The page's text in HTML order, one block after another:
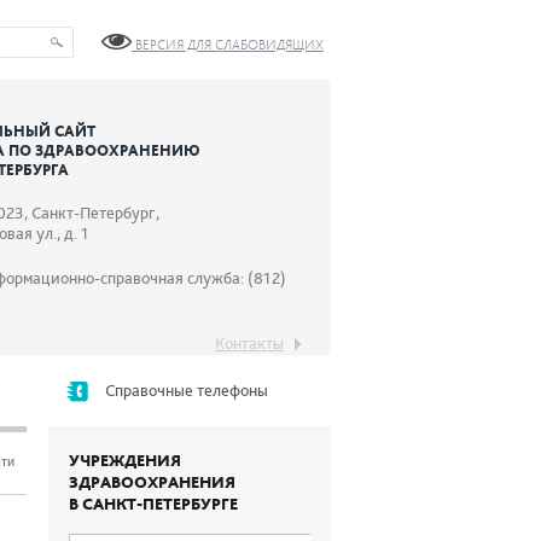
ВЕРСИЯ ДЛЯ СЛАБОВИДЯЩИХ
САЙТ
ПО ЗДРАВООХРАНЕНИЮ
Санкт-Петербург,
ул., д. 1
справочная служба: (812)
Контакты
Справочные телефоны
УЧРЕЖДЕНИЯ
ЗДРАВООХРАНЕНИЯ
В САНКТ-ПЕТЕРБУРГЕ